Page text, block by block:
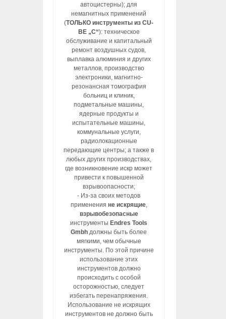
автоцистерны); для
немагнитных применений
(ТОЛЬКО инструменты из CU-
BE „C“): техническое
обслуживание и капитальный
ремонт воздушных судов,
выплавка алюминия и других
металлов, производство
электроники, магнитно-
резонансная томография
больниц и клиник,
подметальные машины,
ядерные продукты и
испытательные машины,
коммунальные услуги,
радиолокационные
передающие центры; а также в
любых других производствах,
где возникновение искр может
привести к повышенной
взрывоопасности;
- Из-за своих методов
применения не искрящие,
взрывобезопасные
инструменты Endres Tools
Gmbh должны быть более
мягкими, чем обычные
инструменты. По этой причине
использование этих
инструментов должно
происходить с особой
осторожностью, следует
избегать перенапряжения.
Использование не искрящих
инструментов не должно быть